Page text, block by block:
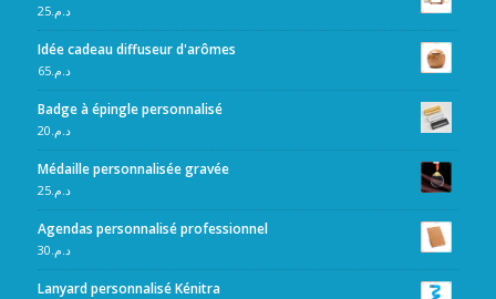
د.م.25
Idée cadeau diffuseur d'arômes
د.م.65
Badge à épingle personnalisé
د.م. 20
Médaille personnalisée gravée
د.م.25
Agendas personnalisé professionnel
د.م. 30
Lanyard personnalisé Kénitra